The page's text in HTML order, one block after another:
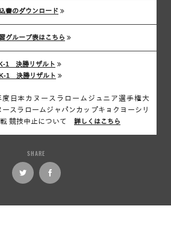
書のダウンロード
グループ表はこちら
1 決勝リザルト
1 決勝リザルト
度日本カヌースラロームジュニア選手権大
ースラロームジャパンカップキョクヨーシリ
競技中止について 詳しくはこちら
SHARE